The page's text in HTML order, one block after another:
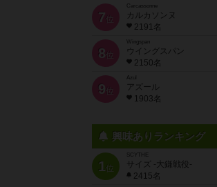
7 位
Carcassonne
カルカソンヌ
2191名
8 位
Wingspan
ウイングスパン
2150名
9 位
Azul
アズール
1903名
興味ありランキング
1位
SCYTHE
サイズ -大鎌戦役-
2415名